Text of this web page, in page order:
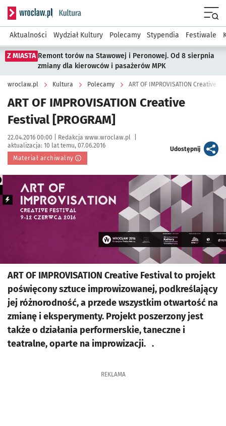
Serwis informacyjny wroclaw.pl podserwis: Kultura
Aktualności Wydział Kultury Polecamy Stypendia Festiwale
Z MIASTA Remont torów na Stawowej i Peronowej. Od 8 sierpnia
zmiany dla kierowców i pasażerów MPK
wroclaw.pl Kultura Polecamy ART OF IMPROVISATION Creative
ART OF IMPROVISATION Creative
Festival [PROGRAM]
Data publikacji:
22.04.2016 00:00 | Autor:
Redakcja www.wroclaw.pl
aktualizacja: 10 lat temu, 07.06.2016
Materiał archiwalny
Udostępnijartykuł
Kliknij, aby powiększyć
ART OF IMPROVISATION Creative Festival to projekt
poświęcony sztuce improwizowanej, podkreślający
jej różnorodność, a przede wszystkim otwartość na
zmianę i eksperymenty. Projekt poszerzony jest
także o działania performerskie, taneczne i
teatralne, oparte na improwizacji. .
REKLAMA